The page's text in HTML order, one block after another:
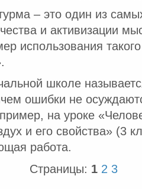
– это один из
и активизации
использования
школе
ошибки не
на уроке
и его свойства» (3
работа.
Страницы: 1 2 3